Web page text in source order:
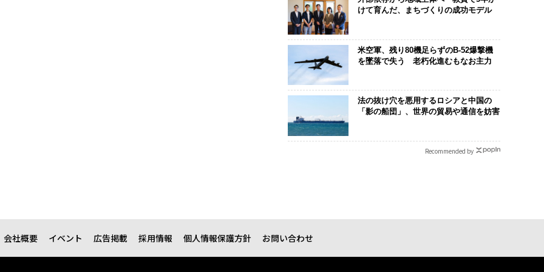
けて育んだ、まちづくりの成功モデル
米空軍、残り80機足らずのB-52爆撃機
を墜落で失う 老朽化進むもなお主力
法の抜け穴を悪用するロシアと中国の
「影の船団」、世界の貿易や通信を妨害
Recommended by
会社概要 イベント 広告掲載 採用情報 個人情報保護方針 お問い合わせ